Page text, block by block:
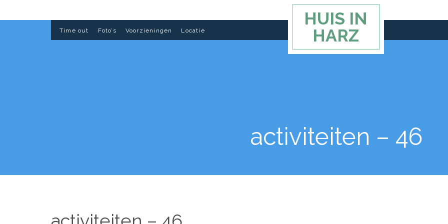
Time out Foto’s Voorzieningen Locatie
HUIS IN
HARZ
activiteiten – 46